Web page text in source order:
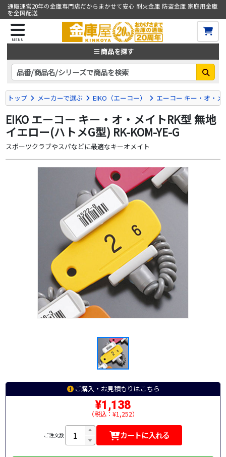
通販運営20年の金庫専門店だからまかせて安心 耐火金庫 防盗金庫 家庭用金庫
を全国配送
MENU
商品を探す
トップ メーカーで選ぶ EIKO（エーコー） エーコー キー・オ・メ
EIKO エーコー キー・オ・メイトRK型 無地
イエロー(ハトメG型) RK-KOM-YE-G
スポーツクラブやスパなどに最適なキーオメイト
ご購入・お見積もりはこちら
¥1,138
（税込：¥1,252）
ご注文数 カートに入れる